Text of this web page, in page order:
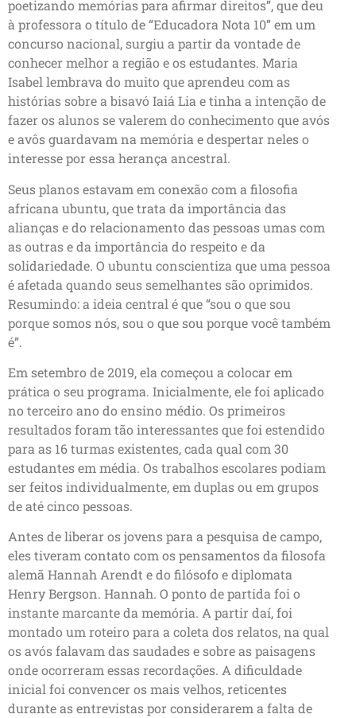
poetizando memórias para afirmar direitos”, que deu
à professora o título de “Educadora Nota 10” em um
concurso nacional, surgiu a partir da vontade de
conhecer melhor a região e os estudantes. Maria
Isabel lembrava do muito que aprendeu com as
histórias sobre a bisavó Iaiá Lia e tinha a intenção de
fazer os alunos se valerem do conhecimento que avós
e avôs guardavam na memória e despertar neles o
interesse por essa herança ancestral.
Seus planos estavam em conexão com a filosofia
africana ubuntu, que trata da importância das
alianças e do relacionamento das pessoas umas com
as outras e da importância do respeito e da
solidariedade. O ubuntu conscientiza que uma pessoa
é afetada quando seus semelhantes são oprimidos.
Resumindo: a ideia central é que “sou o que sou
porque somos nós, sou o que sou porque você também
é”.
Em setembro de 2019, ela começou a colocar em
prática o seu programa. Inicialmente, ele foi aplicado
no terceiro ano do ensino médio. Os primeiros
resultados foram tão interessantes que foi estendido
para as 16 turmas existentes, cada qual com 30
estudantes em média. Os trabalhos escolares podiam
ser feitos individualmente, em duplas ou em grupos
de até cinco pessoas.
Antes de liberar os jovens para a pesquisa de campo,
eles tiveram contato com os pensamentos da filosofa
alemã Hannah Arendt e do filósofo e diplomata
Henry Bergson. Hannah. O ponto de partida foi o
instante marcante da memória. A partir daí, foi
montado um roteiro para a coleta dos relatos, na qual
os avós falavam das saudades e sobre as paisagens
onde ocorreram essas recordações. A dificuldade
inicial foi convencer os mais velhos, reticentes
durante as entrevistas por considerarem a falta de